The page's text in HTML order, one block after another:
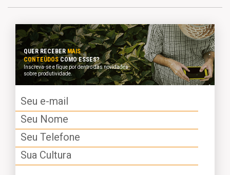
Quer participar do Cafeína? Mande sua dúvida,
comentário ou sugestão de tema para
cafeina@podsyn.com.br
Quer participar do Cafeína? Mande sua dúvida,
comentário ou sugestão de tema para
cafeina@podsyn.com.br
QUER RECEBER MAIS
CONTEÚDOSCOMO ESSES?
Inscreva-se e fique por dentro das novidades
sobre produtividade.